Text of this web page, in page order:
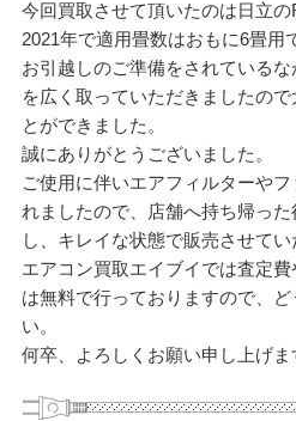
今回買取させて頂いたのは日立
2021年で適用畳数はおもに6畳用
お引越しのご準備をされている
を広く取っていただきましたの
とができました。
誠にありがとうございました。
ご使用に伴いエアフィルターや
れましたので、店舗へ持ち帰っ
し、キレイな状態で販売させてい
エアコン買取エイブイでは査定
は無料で行っておりますので、
い。
何卒、よろしくお願い申し上げま